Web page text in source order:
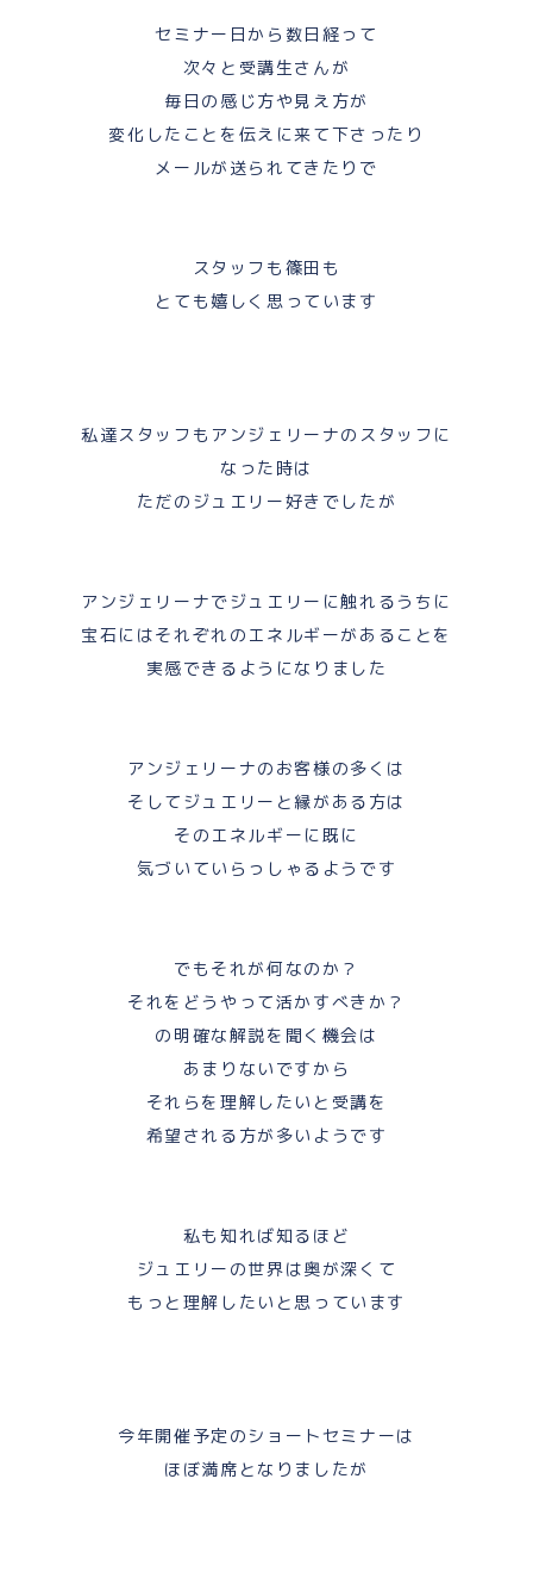
セミナー日から数日経って
次々と受講生さんが
毎日の感じ方や見え方が
変化したことを伝えに来て下さったり
メールが送られてきたりで
スタッフも篠田も
とても嬉しく思っています
私達スタッフもアンジェリーナのスタッフに
なった時は
ただのジュエリー好きでしたが
アンジェリーナでジュエリーに触れるうちに
宝石にはそれぞれのエネルギーがあることを
実感できるようになりました
アンジェリーナのお客様の多くは
そしてジュエリーと縁がある方は
そのエネルギーに既に
気づいていらっしゃるようです
でもそれが何なのか？
それをどうやって活かすべきか？
の明確な解説を聞く機会は
あまりないですから
それらを理解したいと受講を
希望される方が多いようです
私も知れば知るほど
ジュエリーの世界は奥が深くて
もっと理解したいと思っています
今年開催予定のショートセミナーは
ほぼ満席となりましたが